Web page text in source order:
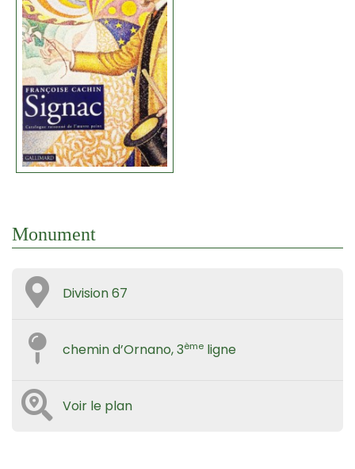
Monument
Division 67
chemin d’Ornano, 3ème ligne
Voir le plan